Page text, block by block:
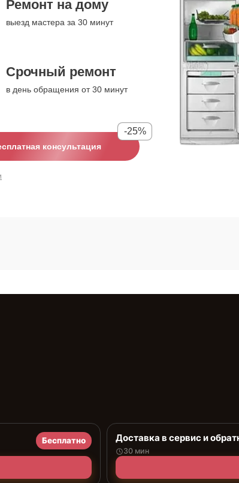
Ремонт на дому
выезд мастера за 30 минут
Срочный ремонт
в день обращения от 30 минут
консультация
-25%
Бесплатно Доставка в сервис и
30 мин